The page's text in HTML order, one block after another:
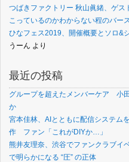
つばきファクトリー 秋山眞緒、ゲ
こっているのかわからない程のバー
ひなフェス2019、開催概要とソロ&
うーん より
最近の投稿
グループを超えたメンバーケア 小
か
宮本佳林、AIとともに配信システ
作 ファン「これがDIYか…」
熊井友理奈、渋谷でファンクラブ
で明らかになる “圧” の正体